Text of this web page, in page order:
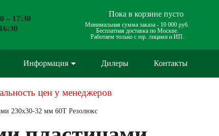
– 17:30
Пока в корзине пусто
Минимальная сумма заказа - 10 000 руб.
Бесплатная доставка по Москве.
Работаем только с юр. лицами и ИП.
Информация Дилеры Контакты
цен у менеджеров
230х30-32 мм 60Т Резолюкс